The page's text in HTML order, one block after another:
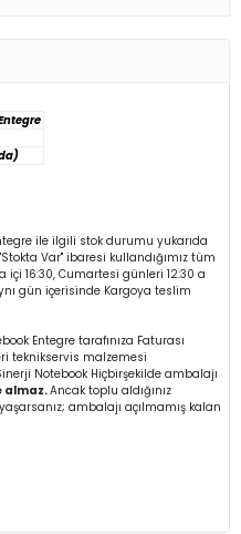
ile ilgili stok durumu yukarıda
Var" ibaresi kullandığımız tüm
16:30, Cumartesi günleri 12:30 a
gün içerisinde Kargoya teslim
Entegre tarafınıza Faturası
teknikservis malzemesi
Notebook Hiçbirşekilde ambalajı
almaz.Ancak toplu aldığınız
ambalajı açılmamış kalan